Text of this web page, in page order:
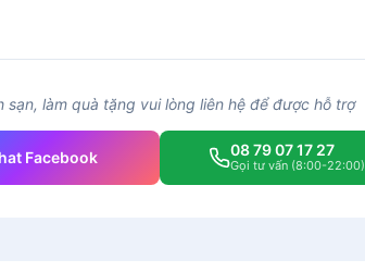
sạn, làm quà tặng vui lòng liên hệ để được hỗ trợ
Facebook 08 79 07 17 27
Gọi tư vấn (8:00-22:00)